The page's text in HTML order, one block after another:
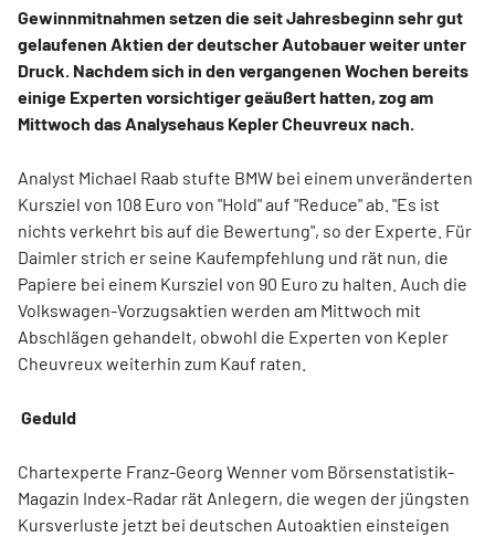
Gewinnmitnahmen setzen die seit Jahresbeginn sehr gut
gelaufenen Aktien der deutscher Autobauer weiter unter
Druck. Nachdem sich in den vergangenen Wochen bereits
einige Experten vorsichtiger geäußert hatten, zog am
Mittwoch das Analysehaus Kepler Cheuvreux nach.
Analyst Michael Raab stufte BMW bei einem unveränderten
Kursziel von 108 Euro von "Hold" auf "Reduce" ab. "Es ist
nichts verkehrt bis auf die Bewertung", so der Experte. Für
Daimler strich er seine Kaufempfehlung und rät nun, die
Papiere bei einem Kursziel von 90 Euro zu halten. Auch die
Volkswagen-Vorzugsaktien werden am Mittwoch mit
Abschlägen gehandelt, obwohl die Experten von Kepler
Cheuvreux weiterhin zum Kauf raten.
Geduld
Chartexperte Franz-Georg Wenner vom Börsenstatistik-
Magazin Index-Radar rät Anlegern, die wegen der jüngsten
Kursverluste jetzt bei deutschen Autoaktien einsteigen